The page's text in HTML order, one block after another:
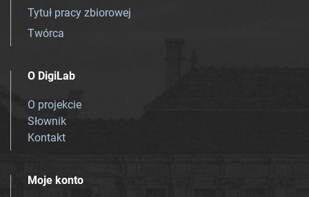
Tytuł pracy zbiorowej
Twórca
O DigiLab
O projekcie
Słownik
Kontakt
Moje konto